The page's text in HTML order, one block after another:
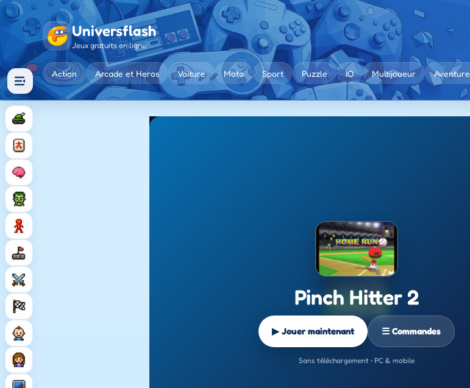
Universflash
Jeux gratuits en ligne
Action Arcade et Heros Voiture Moto Sport Puzzle IO Multijoueur Aventure
Pinch Hitter 2
▶ Jouer maintenant ☰ Commandes
Sans téléchargement • PC & mobile